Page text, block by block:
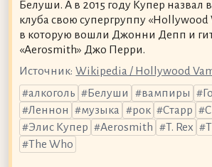
Белуши. А в 2015 году Купер назвал в
клуба свою супергруппу «Hollywood
в которую вошли Джонни Депп и
«Aerosmith» Джо Перри.
Источник: Wikipedia / Hollywood
алкоголь
Белуши вампиры
Леннон
музыка рок Старр
Элис Купер
Aerosmith T. Rex
The Who